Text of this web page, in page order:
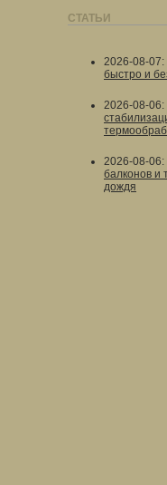
СТАТЬИ
2026-08-07:
быстро и
2026-08-06:
2026-08-06:
балконов и
дождя